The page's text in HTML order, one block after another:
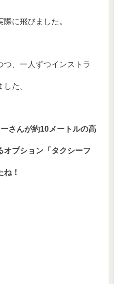
に飛びました。
つ、一人ずつインストラ
た。
さんが約10メートルの高
オプション「タクシーフ
！